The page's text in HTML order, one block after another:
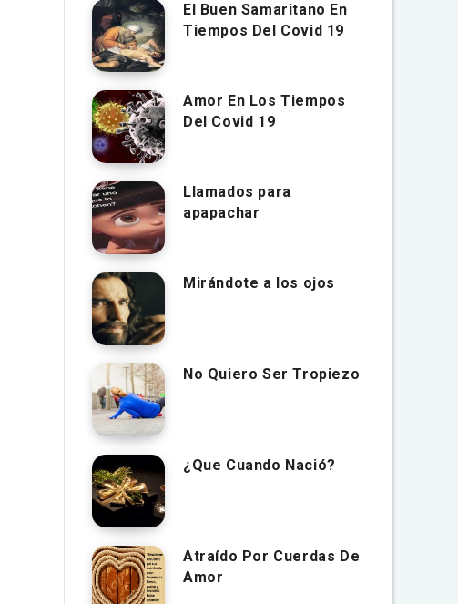
El Buen Samaritano En
Tiempos Del Covid 19
Amor En Los Tiempos
Del Covid 19
Llamados para
apapachar
Mirándote a los ojos
No Quiero Ser Tropiezo
¿Que Cuando Nació?
Atraído Por Cuerdas De
Amor